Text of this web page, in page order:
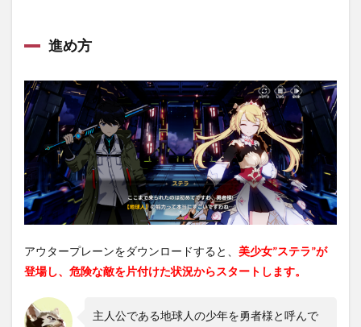
1.2
るバ
トル
が特
的！
2
アウ
ター
プレ
の面
白い
所
2.1
残酷
進め方
アウタープレーンをダウンロードすると、 美少女”ステラ”が
登場し、危険な敵を片付けた状況からスタートします。
主人公である地球人の少年を勇者様と呼んで